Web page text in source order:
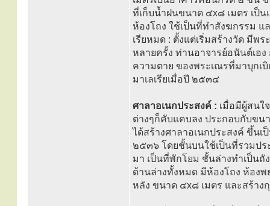
ที่เก็บน้ำฝนขนาด ๔x๘ เมตร เป็
ห้องโถง ใช้เป็นที่ทำสังฆกรรม แ
เรียหมด : ตั้งแต่เริ่มสร้างวัด มีพ
หลายครั้ง ท่านอาจารย์อนันต์เอ
ความตาย ของพระเณรที่มาบุกเ
มาเลเรียเมื่อปี ๒๕๓๔
ศาลาอเนกประสงค์ : เมื่อมีผู้สนใ
ต่างๆก็คับแคบลง ประกอบกับขน
ได้สร้างศาลาอเนกประสงค์ ขึ้นเ
๒๕๓๖ โดยชั้นบนใช้เป็นที่รวมปร
มา เป็นที่พักโยม ชั้นล่างทำเป็น
ด้านล่างทั้งหมด มีห้องโถง ห้อง
หลัง ขนาด ๔x๘ เมตร และสร้า